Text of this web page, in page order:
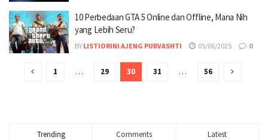
10 Perbedaan GTA 5 Online dan Offline, Mana Nih
yang Lebih Seru?
BY LISTIORINI AJENG PURVASHTI 05/06/2025 0
1 … 29 30 31 … 56
Trending Comments Latest